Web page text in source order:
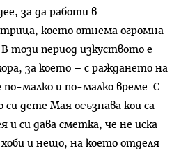
за да работи в
което отнема огромна
този период изкуството е
за което – с раждането на
по-малко и по-малко време. С
дете Мая осъзнава кои са
и си дава сметка, че не иска
и нещо, на което отделя